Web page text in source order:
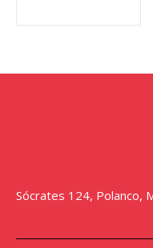
Sócrates 124, Polanco,